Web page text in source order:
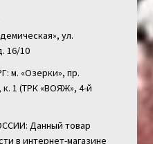
ул.
16/10
м. «Озерки», пр.
к. 1 (ТРК «ВОЯЖ», 4-й
Данный товар
в интернет-магазине